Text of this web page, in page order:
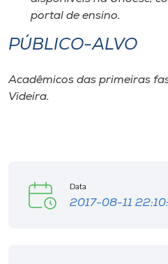
portal de ensino.
PÚBLICO-ALVO
Acadêmicos das primeiras
Videira.
Data
2017-08-11